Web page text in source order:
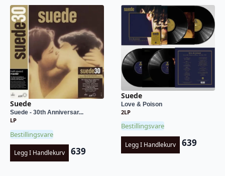
Suede
Suede - 30th Anniversar...
LP
Bestillingsvare
Legg I Handlekurv 639
Suede
Love & Poison
2LP
Bestillingsvare
Legg I Handlekurv 639